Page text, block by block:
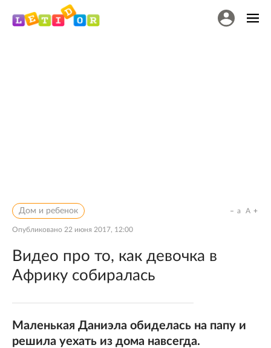
Дом и ребенок
Опубликовано 22 июня 2017, 12:00
a A
Видео про то, как девочка в
Африку собиралась
Маленькая Даниэла обиделась на папу и
решила уехать из дома навсегда.